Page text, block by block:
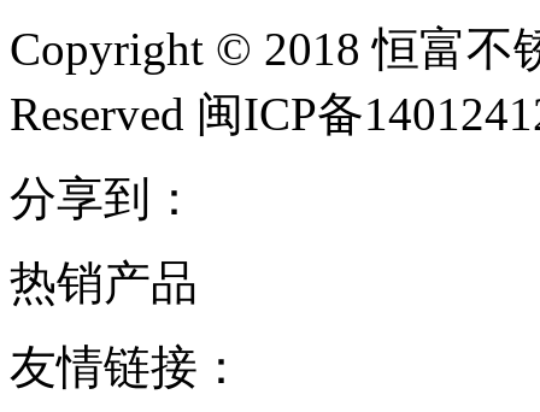
Copyright © 2018 恒富不
Reserved 闽ICP备
分享到：
热销产品
友情链接：